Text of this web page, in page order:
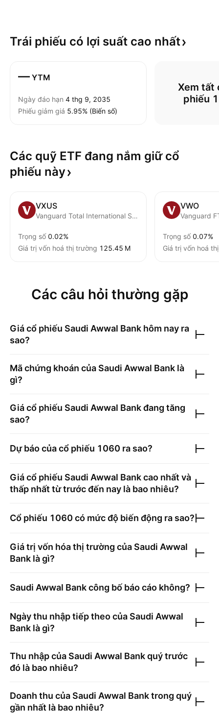
Trái phiếu có lợi suất cao nhất
— YTM
Ngày đáo hạn 4 thg 9, 2035
Phiếu giảm giá 5.95% (Biến số)
Xem tất
phiếu
Các quỹ ETF đang nắm giữ cổ
phiếu này
VXUS
Vanguard Total International Stock ETF
Trọng số 0.02%
Giá trị vốn hoá thị trường ‪125.45 M‬
VWO
Trọng số 0.07%
Giá trị vốn hoá
Các câu hỏi thường gặp
Giá cổ phiếu Saudi Awwal Bank hôm nay ra
sao?
Mã chứng khoán của Saudi Awwal Bank là
gì?
Giá cổ phiếu Saudi Awwal Bankđang tăng
sao?
Dự báo của cổ phiếu 1060 ra sao?
Giá cổ phiếu Saudi Awwal Bankcao nhất và
thấp nhất từ trước đến nay là bao nhiêu?
Cổ phiếu 1060 có mức độ biến động ra sao?
Giá trị vốn hóa thị trường của Saudi Awwal
Bank là gì?
Saudi Awwal Bankcông bố báo cáo không?
Ngày thu nhập tiếp theo của Saudi Awwal
Bank là gì?
Thu nhập của Saudi Awwal Bankquý trước
đó là bao nhiêu?
Doanh thu của Saudi Awwal Banktrong quý
gần nhất là bao nhiêu?